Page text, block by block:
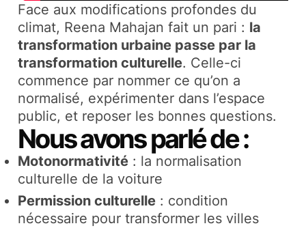
Face aux modifications profondes du
climat, Reena Mahajan fait un pari : la
transformation urbaine passe par la
transformation culturelle. Celle-ci
commence par nommer ce qu’on a
normalisé, expérimenter dans l’espace
public, et reposer les bonnes questions.
Nous avons parlé de :
Motonormativité : la normalisation
culturelle de la voiture​
Permission culturelle : condition
nécessaire pour transformer les villes​